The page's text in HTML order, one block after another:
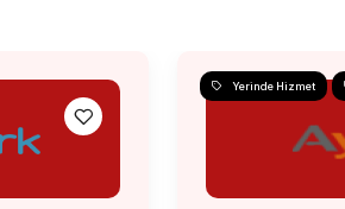
Yerinde Hizmet